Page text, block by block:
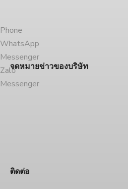
จดหมายข่าวของบริษัท
ติดต่อ
Phone
WhatsApp
Messenger
Zalo
Messenger